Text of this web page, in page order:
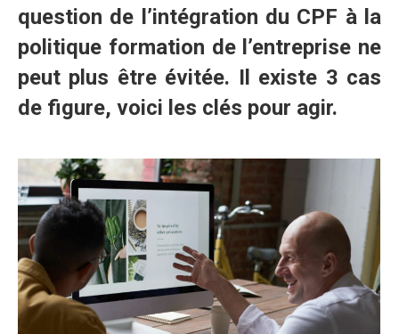
question de l’intégration du CPF à la
politique formation de l’entreprise ne
peut plus être évitée. Il existe 3 cas
de figure, voici les clés pour agir.